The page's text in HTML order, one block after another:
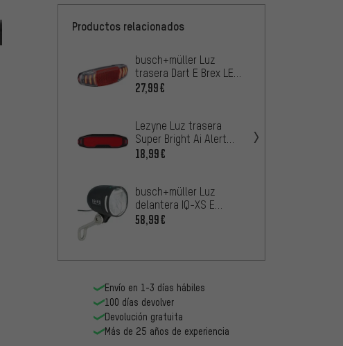
Productos relacionados
busch+müller Luz
trasera Dart E Brex LED
c. luz de freno p. E-
27,99€
Lezyne Luz trasera
Super Bright Ai Alert
con homologación
18,99€
busch+müller Luz
delantera IQ-XS E
friendly LED para E-
58,99€
Envío en 1-3 días hábiles
100 días devolver
Devolución gratuita
Más de 25 años de experiencia